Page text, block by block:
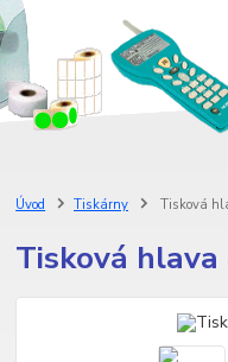
Úvod Tiskárny Tisková
Tisková